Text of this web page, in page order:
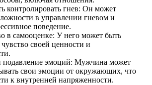
контролировать гнев: Он может
в управлении гневом и
поведение.
в самооценке: У него может быть
своей ценности и
подавление эмоций: Мужчина может
свои эмоции от окружающих, что
к внутренней напряженности.